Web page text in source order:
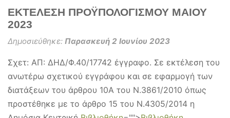
ΕΚΤΕΛΕΣΗ ΠΡΟΫΠΟΛΟΓΙΣΜΟΥ ΜΑΙΟΥ
2023
Δημοσιεύθηκε: Παρασκευή 2 Ιουνίου 2023
Σχετ: ΑΠ: ΔΗΔ/Φ.40/17742 έγγραφο. Σε εκτέλεση του
ανωτέρω σχετικού εγγράφου και σε εφαρμογή των
διατάξεων του άρθρου 10Α του Ν.3861/2010 όπως
προστέθηκε με το άρθρο 15 του Ν.4305/2014 η